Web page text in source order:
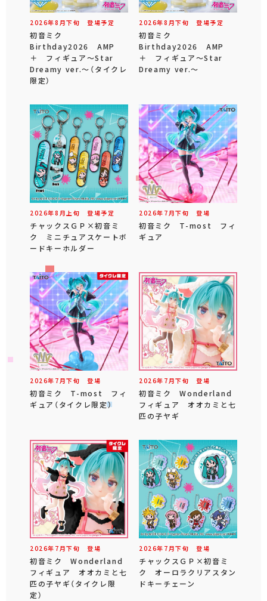
2026年8 月下旬 登場予定
初音ミク
Birthday2026 AMP
＋ フィギュア～Star
Dreamy ver.～（タイクレ
限定）
2026年8 月下旬 登場予定
初音ミク
Birthday2026 AMP
＋ フィギュア～Star
Dreamy ver.～
2026年8 月 上旬 登場予定
チャックスＧＰ×初音ミ
ク ミニチュアスケートボ
ードキーホルダー
2026年 7 月下旬 登場
初音ミク T-most フィ
ギュア
2026年 7 月下旬 登場
初音ミク T-most フィ
ギュア（タイクレ限定）
2026年 7 月下旬 登場
初音ミク Wonderland
フィギュア オオカミと七
匹の子ヤギ
2026年 7 月下旬 登場
初音ミク Wonderland
フィギュア オオカミと七
匹の子ヤギ（タイクレ限
定）
2026年 7 月下旬 登場
チャックスＧＰ×初音ミ
ク オーロラクリアスタン
ドキーチェーン